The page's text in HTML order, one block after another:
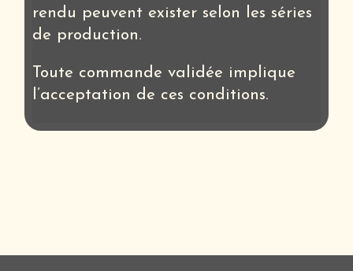
rendu peuvent exister selon les séries
de production.
Toute commande validée implique
l’acceptation de ces conditions.